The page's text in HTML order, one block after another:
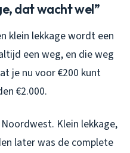
dat wacht wel”
klein lekkage wordt een
een weg, en die weg
je nu voor €200 kunt
€2.000.
Klein lekkage,
later was de complete